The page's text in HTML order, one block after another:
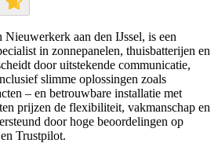
aan den IJssel, is een
in zonnepanelen, thuisbatterijen en
door uitstekende communicatie,
slimme oplossingen zoals
– en betrouwbare installatie met
prijzen de flexibiliteit, vakmanschap en
door hoge beoordelingen op
Trustpilot.